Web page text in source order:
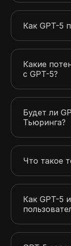
Как GPT-5
Какие
с GPT-5?
Будет ли
Тьюринга?
Что такое
Как GPT-5